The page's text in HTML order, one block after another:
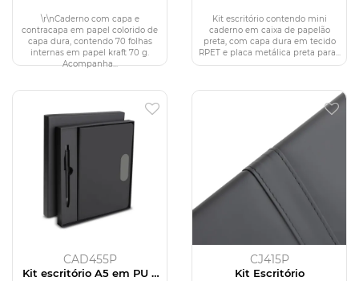
\r\nCaderno com capa e
contracapa em papel colorido de
capa dura, contendo 70 folhas
internas em papel kraft 70 g.
Acompanha...
Kit escritório contendo mini
caderno em caixa de papelão
preta, com capa dura em tecido
RPET e placa metálica preta para...
CAD455P
Kit escritório A5 em PU e
CJ415P
Kit Escritório